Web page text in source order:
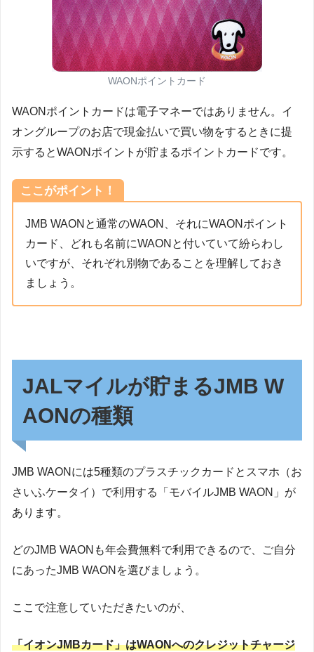
WAONポイントカード
WAONポイントカードは電子マネーではありません。イ
オングループのお店で現金払いで買い物をするときに提
示するとWAONポイントが貯まるポイントカードです。
ここがポイント！
JMB WAONと通常のWAON、それにWAONポイント
カード、どれも名前にWAONと付いていて紛らわし
いですが、それぞれ別物であることを理解しておき
ましょう。
JALマイルが貯まるJMB W
AONの種類
JMB WAONには5種類のプラスチックカードとスマホ（お
さいふケータイ）で利用する「モバイルJMB WAON」が
あります。
どのJMB WAONも年会費無料で利用できるので、ご自分
にあったJMB WAONを選びましょう。
ここで注意していただきたいのが、
「イオンJMBカード」はWAONへのクレジットチャージ